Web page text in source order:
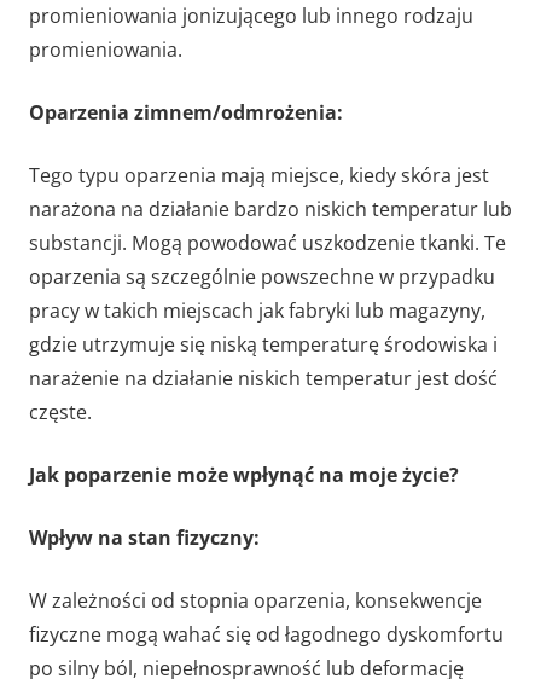
promieniowania jonizującego lub innego rodzaju
promieniowania.
Oparzenia zimnem/odmrożenia:
Tego typu oparzenia mają miejsce, kiedy skóra jest
narażona na działanie bardzo niskich temperatur lub
substancji. Mogą powodować uszkodzenie tkanki. Te
oparzenia są szczególnie powszechne w przypadku
pracy w takich miejscach jak fabryki lub magazyny,
gdzie utrzymuje się niską temperaturę środowiska i
narażenie na działanie niskich temperatur jest dość
częste.
Jak poparzenie może wpłynąć na moje życie?
Wpływ na stan fizyczny:
W zależności od stopnia oparzenia, konsekwencje
fizyczne mogą wahać się od łagodnego dyskomfortu
po silny ból, niepełnosprawność lub deformację